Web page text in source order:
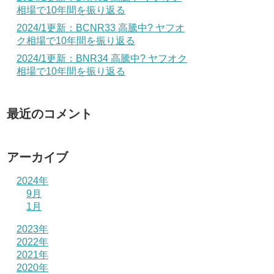
相場で10年間を振り返る
2024/1更新：BCNR33 高騰中? ヤフオ
ク相場で10年間を振り返る
2024/1更新：BNR34 高騰中? ヤフオク
相場で10年間を振り返る
最近のコメント
アーカイブ
2024年
9月
1月
2023年
2022年
2021年
2020年